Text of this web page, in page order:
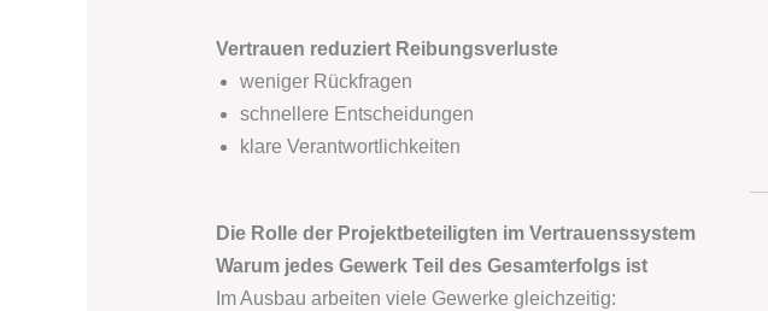
Vertrauen reduziert Reibungsverluste
weniger Rückfragen
schnellere Entscheidungen
klare Verantwortlichkeiten
Die Rolle der Projektbeteiligten im Vertrauenssystem
Warum jedes Gewerk Teil des Gesamterfolgs ist
Im Ausbau arbeiten viele Gewerke gleichzeitig: